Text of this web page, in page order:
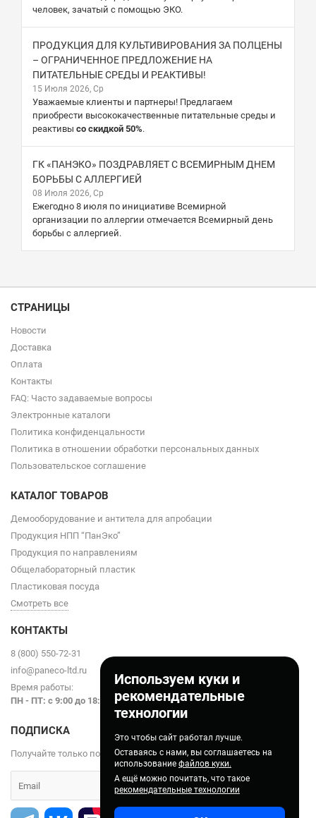
Используем куки и
рекомендательные
технологии
Это чтобы сайт работал лучше.
Оставаясь с нами, вы соглашаетесь на
использование файлов куки.
А ещё можно почитать, что такое
рекомендательные технологии
человек, зачатый с помощью ЭКО.
ПРОДУКЦИЯ ДЛЯ КУЛЬТИВИРОВАНИЯ ЗА ПОЛЦЕНЫ
– ОГРАНИЧЕННОЕ ПРЕДЛОЖЕНИЕ НА
ПИТАТЕЛЬНЫЕ СРЕДЫ И РЕАКТИВЫ!
15 Июля 2026, Ср
Уважаемые клиенты и партнеры! Предлагаем
приобрести высококачественные питательные среды и
реактивы со скидкой 50%.
ГК «ПАНЭКО» ПОЗДРАВЛЯЕТ С ВСЕМИРНЫМ ДНЕМ
БОРЬБЫ С АЛЛЕРГИЕЙ
08 Июля 2026, Ср
Ежегодно 8 июля по инициативе Всемирной
организации по аллергии отмечается Всемирный день
борьбы с аллергией.
СТРАНИЦЫ
Новости
Доставка
Оплата
Контакты
FAQ: Часто задаваемые вопросы
Электронные каталоги
Политика конфиденцальности
Политика в отношении обработки персональных данных
Пользовательское соглашение
КАТАЛОГ ТОВАРОВ
Демооборудование и антитела для апробации
Продукция НПП “ПанЭко”
Продукция по направлениям
Общелабораторный пластик
Пластиковая посуда
Смотреть все
КОНТАКТЫ
8 (800) 550-72-31
info@paneco-ltd.ru
Время работы:
ПН - ПТ: с 9:00 до 18:00
ПОДПИСКА
Получайте только полезные статьи!